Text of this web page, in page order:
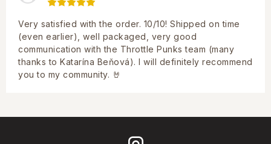
Very satisfied with the order. 10/10! Shipped on time
(even earlier), well packaged, very good
communication with the Throttle Punks team (many
thanks to Katarína Beňová). I will definitely recommend
you to my community. 🤘